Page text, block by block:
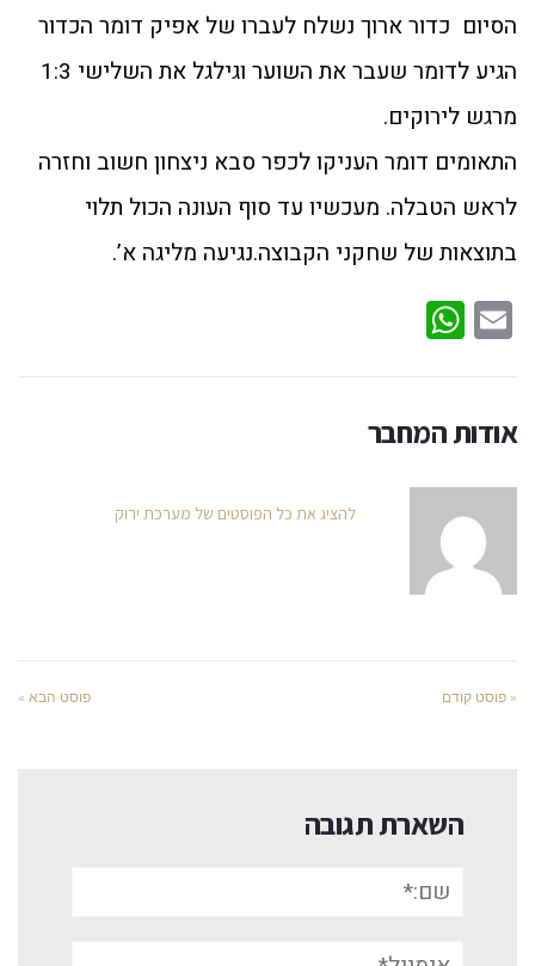
הסיום כדור ארוך נשלח לעברו של אפיק דומר הכדור
הגיע לדומר שעבר את השוער וגילגל את השלישי 1:3
מרגש לירוקים.
התאומים דומר העניקו לכפר סבא ניצחון חשוב וחזרה
לראש הטבלה. מעכשיו עד סוף העונה הכול תלוי
בתוצאות של שחקני הקבוצה.נגיעה מליגה א’.
Email
אודות המחבר
להציג את כל הפוסטים של מערכת ירוק
« פוסט קודם פוסט הבא »
השארת תגובה
אימייל*